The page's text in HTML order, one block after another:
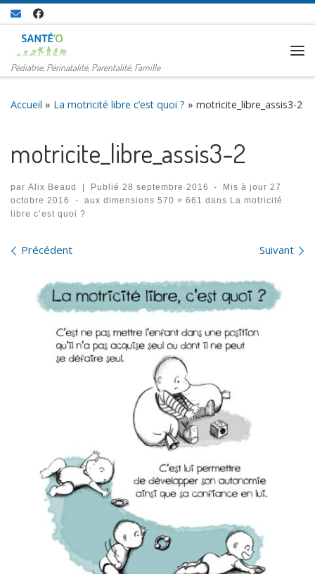
Passer au contenu
Pédiatrie, Périnatalité, Parentalité, Famille
Accueil » La motricité libre c’est quoi ? » motricite_libre_assis3-2
motricite_libre_assis3-2
par Alix Beaud | Publié 28 septembre 2016 - Mis à jour27
octobre 2016
- aux dimensions 570 × 661 dans La motricité
libre c’est quoi ?
Navigation des images
Précédent Suivant